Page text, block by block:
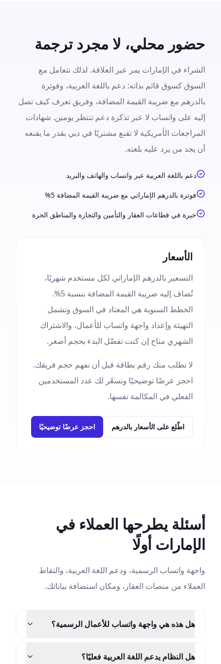
حضور محلي، لا مجرد ترجمة
الشراء في الإمارات يمر عبر العلاقة. لذلك نتعامل مع
السوق كسوق قائم بذاته: دعم باللغة العربية، وفوترة
بالدرهم مع ضريبة القيمة المضافة، وفريق تعرف كيف تصل
إليه على واتساب لا عبر تذكرة دعم تنتظر يومين. شهادات
المراجعات الأمريكية لا تقنع مشتريًا في دبي بقدر ما يقنعه
أن يجد من يرد عليه بلغته.
دعم باللغة العربية عبر واتساب والهاتف والبريد
فوترة بالدرهم الإماراتي مع ضريبة القيمة المضافة 5%
خبرة في قطاعات العقار والتأمين والتجارة والمناطق الحرة
الأسعار
التسعير بالدرهم الإماراتي لكل مستخدم شهريًا،
تُضاف إليه ضريبة القيمة المضافة بنسبة 5%.
الخطط السنوية هي المعتاد في السوق وتشمل
التهيئة وإعداد واجهة واتساب للأعمال، والاشتراك
الشهري متاح إن كنت تفضّل البدء بحجم أصغر.
لا نطلب منك رقم بطاقة قبل أن نفهم حجم فريقك.
احجز عرضًا توضيحيًا ونسعّر لك عدد المستخدمين
الفعلي في المكالمة نفسها.
اطّلع على الأسعار بالدرهم احجز عرضًا توضيحيًا
أسئلة يطرحها العملاء في
الإمارات أولًا
واجهة واتساب الرسمية، ودعم اللغة العربية، والتقاط
العملاء من منصات العقار، ومكان استضافة بياناتك.
هل هذه هي واجهة واتساب للأعمال الرسمية؟
(Cloud API) من ميتا عبر مزوّد خدمة أعمال معتمد، وليس
هل النظام يدعم اللغة العربية فعليًا؟